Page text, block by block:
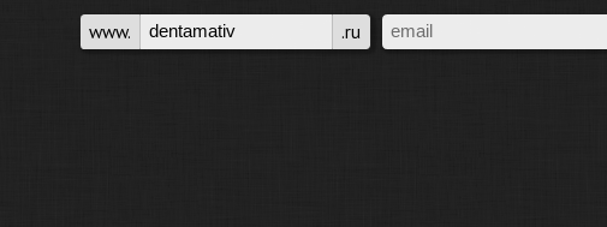
www.
.ru